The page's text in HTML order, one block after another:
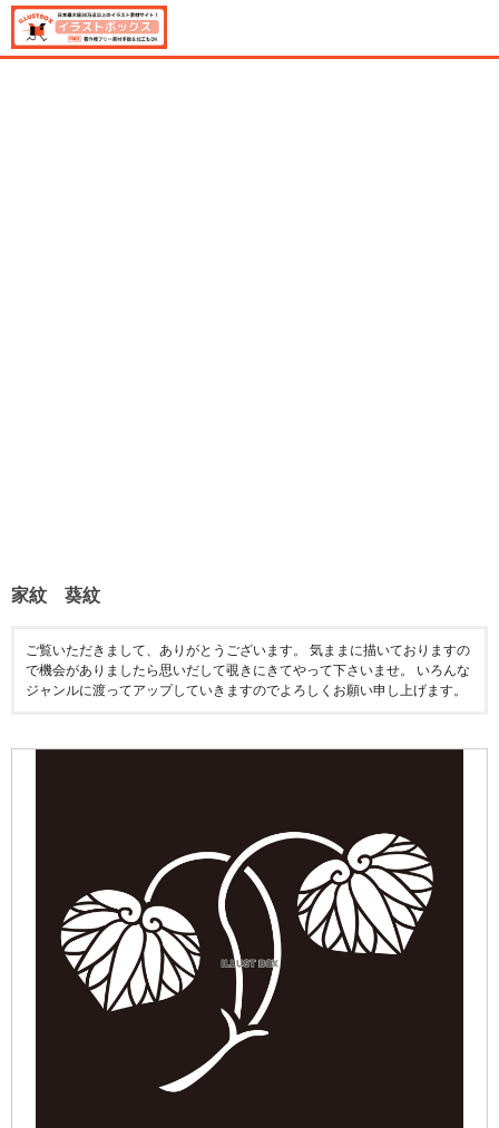
家紋 葵紋
ご覧いただきまして、ありがとうございます。 気ままに描いておりますの
で機会がありましたら思いだして覗きにきてやって下さいませ。 いろんな
ジャンルに渡ってアップしていきますのでよろしくお願い申し上げます。